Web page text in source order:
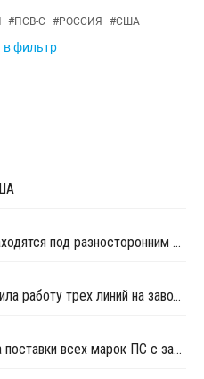
#ПСВ-С #РОССИЯ #США
в фильтр
Цены ПС в США в сентябре находятся под разносторонним давлением
Total Petrochemicals возобновила работу трех линий на заводе ПС в Луизиане
Total объявила форс-мажор на поставки всех марок ПС с завода в Луизиане